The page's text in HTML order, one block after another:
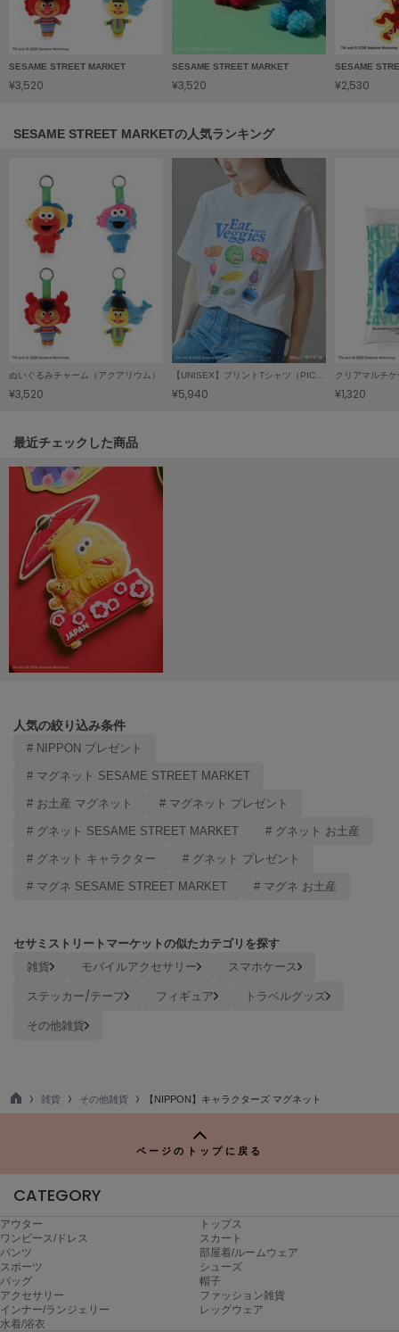
GRAMICCI
グラミチ
Henon.
HUNTER
HOKA ONEONE
ホカ オネオネ
KEEN
キーン
le
ルコックスポルティフ
LeSportsac
レスポートサック
LILY BROWN
リリーブラウン
LILY BROWN Lingerie
リリーブラウンランジェリー
LITTLE UNION TOKYO
リトルユニオン トウキョウ
メイドオブオーガニクス
ミチュ コケット
MIESROHE
ミースロエ
miies miim
Mila Owen
MOIGE
nezu
ネズ
NIKE
ナイキ
NOWNS
ナウンス
null.
SESAME STREET MARKET
¥3,520
SESAME STREET MARKET
¥3,520
SESAME
¥2,530
SESAME STREET MARKETの人気ランキング
ぬいぐるみチャーム（アクアリウム）
¥3,520
【UNISEX】プリントTシャツ（PICNIC）
¥5,940
クリアマルチ
¥1,320
関連記事
最近チェックした商品
人気の絞り込み条件
# NIPPON プレゼント
# マグネット SESAME STREET MARKET
# お土産 マグネット # マグネット プレゼント
# グネット SESAME STREET MARKET # グネット お土産
# グネット キャラクター # グネット プレゼント
# マグネ SESAME STREET MARKET # マグネ お土産
セサミストリートマーケットの似たカテゴリを探す
雑貨 モバイルアクセサリー
スマホケース
ステッカー/テープ
フィギュア
トラベルグッズ
その他雑貨
TO
雑貨 その他雑貨 【NIPPON】キャラクターズ マグネット
ページのトップに戻る
CATEGORY
アウター
トップス
ワンピース/ドレス
スカート
パンツ
部屋着/ルームウェア
スポーツ
シューズ
バッグ
帽子
アクセサリー
ファッション雑貨
インナー/ランジェリー
レッグウェア
水着/浴衣